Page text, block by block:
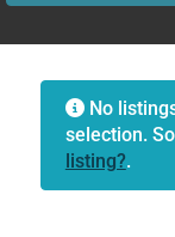
No
selection.
listing?.